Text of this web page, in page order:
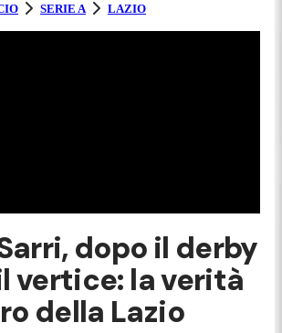
SERIE A LAZIO
dopo il derby
vertice: la verità
della Lazio